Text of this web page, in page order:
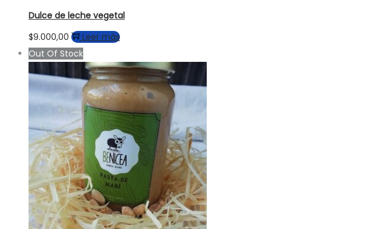
Dulce de leche vegetal
$9.000,00
Leer más
Out Of Stock